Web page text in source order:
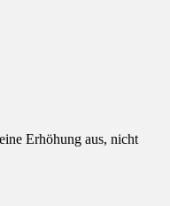
Erhöhung aus, nicht